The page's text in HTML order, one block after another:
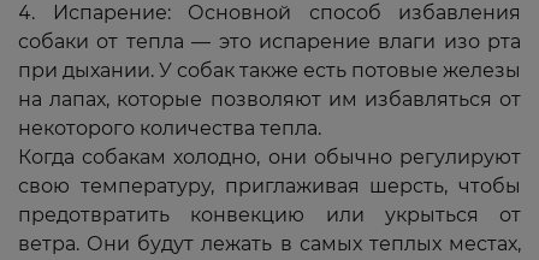
Испарение: Основной способ избавления
собаки от тепла — это испарение влаги изо рта
при дыхании. У собак также есть потовые железы
на лапах, которые позволяют им избавляться от
некоторого количества тепла.
Когда собакам холодно, они обычно регулируют
свою температуру, приглаживая шерсть, чтобы
предотвратить конвекцию или укрыться от
ветра. Они будут лежать в самых теплых местах,